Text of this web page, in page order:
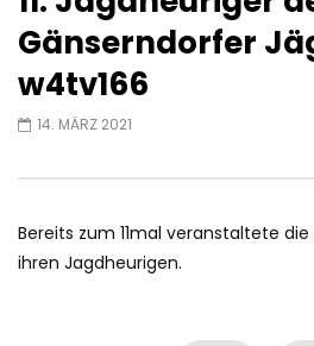
Gänserndorfer
w4tv166
14. MÄRZ 2021
Bereits zum 11mal veranstaltete
ihren Jagdheurigen.